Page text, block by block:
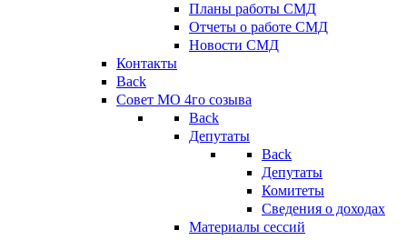
Планы работы СМД
Отчеты о работе СМД
Новости СМД
Контакты
Back
Совет МО 4го созыва
Back
Депутаты
Back
Депутаты
Комитеты
Сведения о доходах
Материалы сессий